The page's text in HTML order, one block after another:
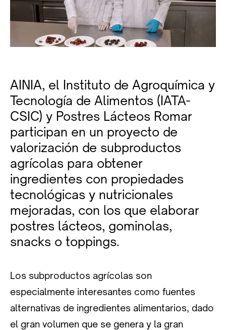
AINIA, el Instituto de Agroquímica y
Tecnología de Alimentos (IATA-
CSIC) y Postres Lácteos Romar
participan en un proyecto de
valorización de subproductos
agrícolas para obtener
ingredientes con propiedades
tecnológicas y nutricionales
mejoradas, con los que elaborar
postres lácteos, gominolas,
snacks o toppings.
Los subproductos agrícolas son
especialmente interesantes como fuentes
alternativas de ingredientes alimentarios, dado
el gran volumen que se genera y la gran